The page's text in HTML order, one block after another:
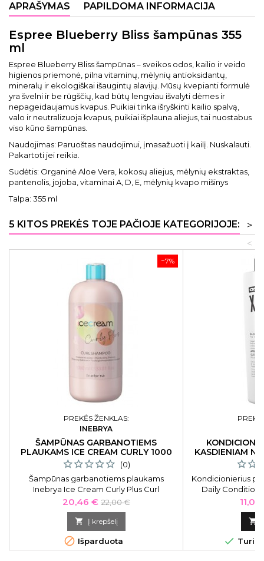
APRAŠYMAS PAPILDOMA INFORMACIJA
Espree Blueberry Bliss šampūnas 355
ml
Espree Blueberry Bliss šampūnas – sveikos odos, kailio ir veido
higienos priemonė, pilna vitaminų, mėlynių antioksidantų,
mineralų ir ekologiškai išaugintų alavijų. Mūsų kvepianti formulė
yra švelni ir be rūgščių, kad būtų lengviau išvalyti dėmes ir
nepageidaujamus kvapus. Puikiai tinka išryškinti kailio spalvą,
valo ir neutralizuoja kvapus, puikiai išplauna aliejus, tai nuostabus
viso kūno šampūnas.
Naudojimas: Paruoštas naudojimui, įmasažuoti į kailį. Nuskalauti.
Pakartoti jei reikia.
Sudėtis: Organinė Aloe Vera, kokosų aliejus, mėlynių ekstraktas,
pantenolis, jojoba, vitaminai A, D, E, mėlynių kvapo mišinys
Talpa: 355 ml
5 KITOS PREKĖS TOJE PAČIOJE KATEGORIJOJE:
>
<
−7%
PREKĖS ŽENKLAS:
INEBRYA
ŠAMPŪNAS GARBANOTIEMS
PLAUKAMS ICE CREAM CURLY 1000
ML
(0)
Šampūnas garbanotiems plaukams
Inebrya Ice Cream Curly Plus Curl
Shampoo ICE26368, 1000 ml
Kaina
20,46 € Bazinė
kaina
22,00 €
 Į krepšelį
 Išparduota
KASDIENIAM
Kondicionierius
Daily
kasdieniamKaina
11,05

